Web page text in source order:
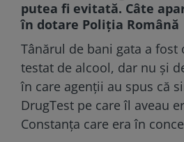
putea fi evitată. Câte
în dotare Poliția Română
Tânărul de bani gata a
testat de alcool, dar nu și
în care agenții au spus că
DrugTest pe care îl aveau
Constanța care era în